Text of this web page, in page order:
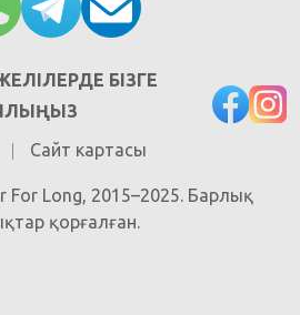
БІЗГЕ
Сайт картасы
For Long, 2015–2025. Барлық
қорғалған.